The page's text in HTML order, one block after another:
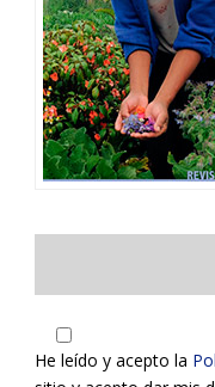
He leído y acepto la